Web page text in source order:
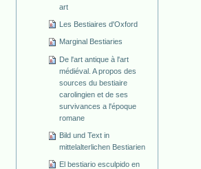
art
Les Bestiaires d'Oxford
Marginal Bestiaries
De l'art antique à l'art
médiéval. A propos des
sources du bestiaire
carolingien et de ses
survivances a l'époque
romane
Bild und Text in
mittelalterlichen Bestiarien
El bestiario esculpido en